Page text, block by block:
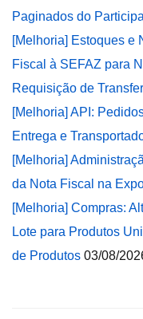
Paginados do
[Melhoria] Estoques e
Fiscal à SEFAZ para
Requisição de
[Melhoria] API:
Entrega e
[Melhoria]
da Nota Fiscal na
[Melhoria] Compras:
Lote para Produtos
de Produtos 03/08/